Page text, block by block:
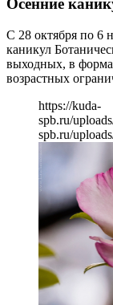
Осенние
С 28 октября по 6
каникул
выходных, в
возрастных
https://kuda-
spb.ru/
spb.ru/